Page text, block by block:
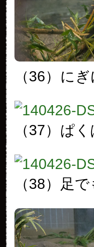
（36） にぎ
（37） ぱく
（38） 足で